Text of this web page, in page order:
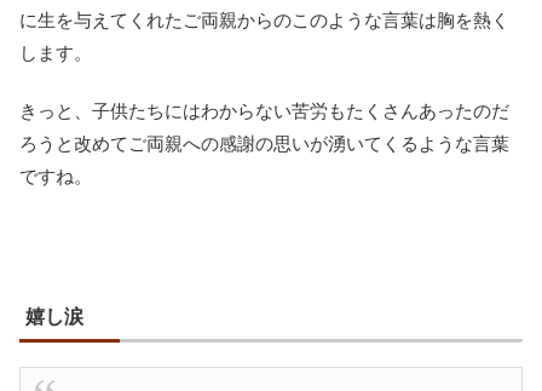
に生を与えてくれたご両親からのこのような言葉は胸を熱く
します。
きっと、子供たちにはわからない苦労もたくさんあったのだ
ろうと改めてご両親への感謝の思いが湧いてくるような言葉
ですね。
嬉し涙